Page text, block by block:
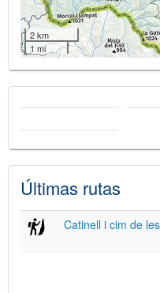
2 km
1 mi
Últimas rutas
Catinell i cim de